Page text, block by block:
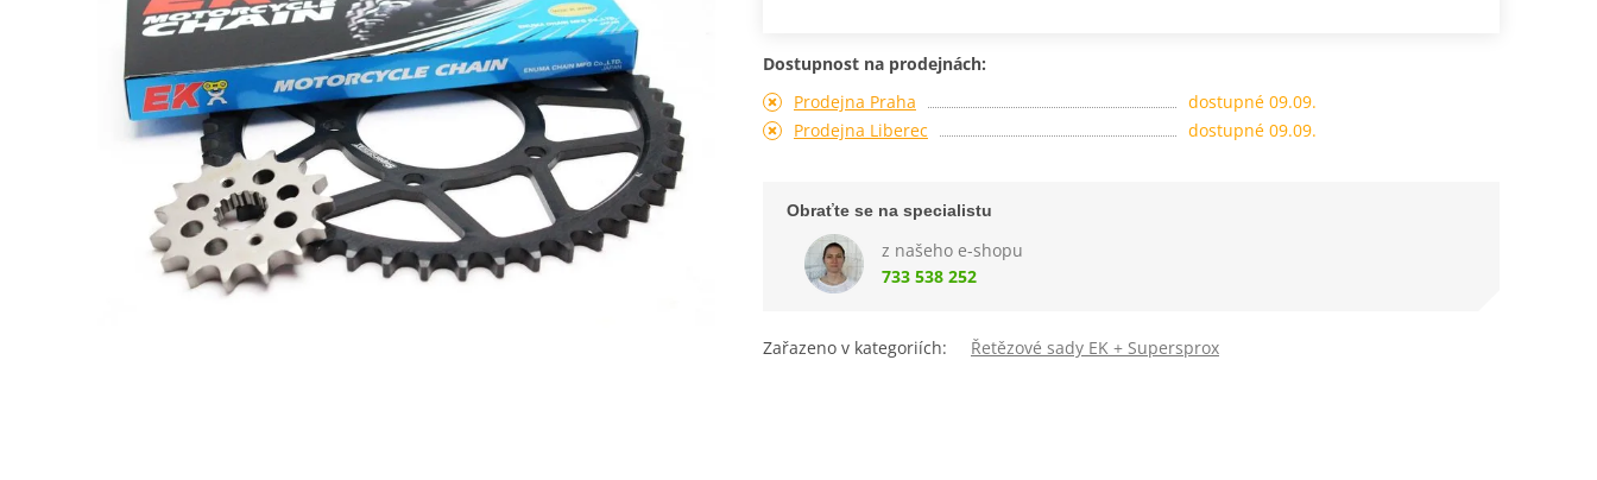
Dostupnost na prodejnách:
Prodejna Praha
dostupné 09.09.
Prodejna Liberec
dostupné 09.09.
Obraťte se na specialistu
z našeho e-shopu
733 538 252
Zařazeno v kategoriích: Řetězové sady EK + Supersprox